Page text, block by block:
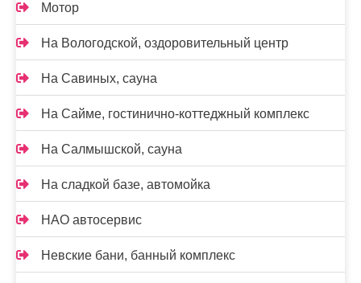
Мотор
На Вологодской, оздоровительный центр
На Савиных, сауна
На Сайме, гостинично-коттеджный комплекс
На Салмышской, сауна
На сладкой базе, автомойка
НАО автосервис
Невские бани, банный комплекс